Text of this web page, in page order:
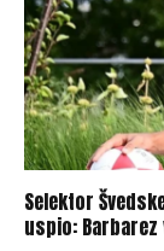
Selektor
uspio: